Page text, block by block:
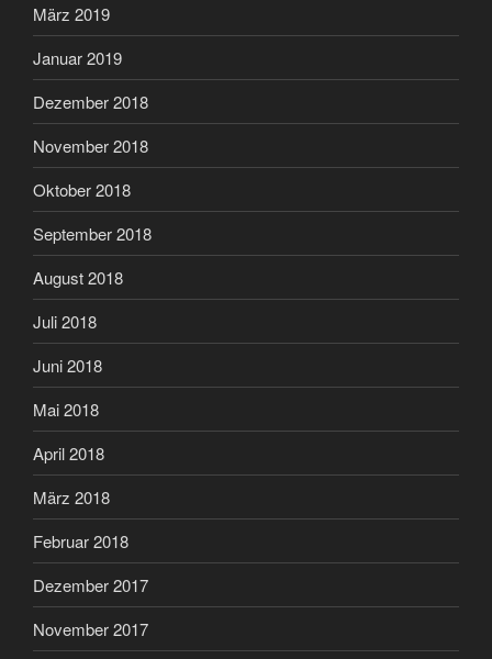
März 2019
Januar 2019
Dezember 2018
November 2018
Oktober 2018
September 2018
August 2018
Juli 2018
Juni 2018
Mai 2018
April 2018
März 2018
Februar 2018
Dezember 2017
November 2017